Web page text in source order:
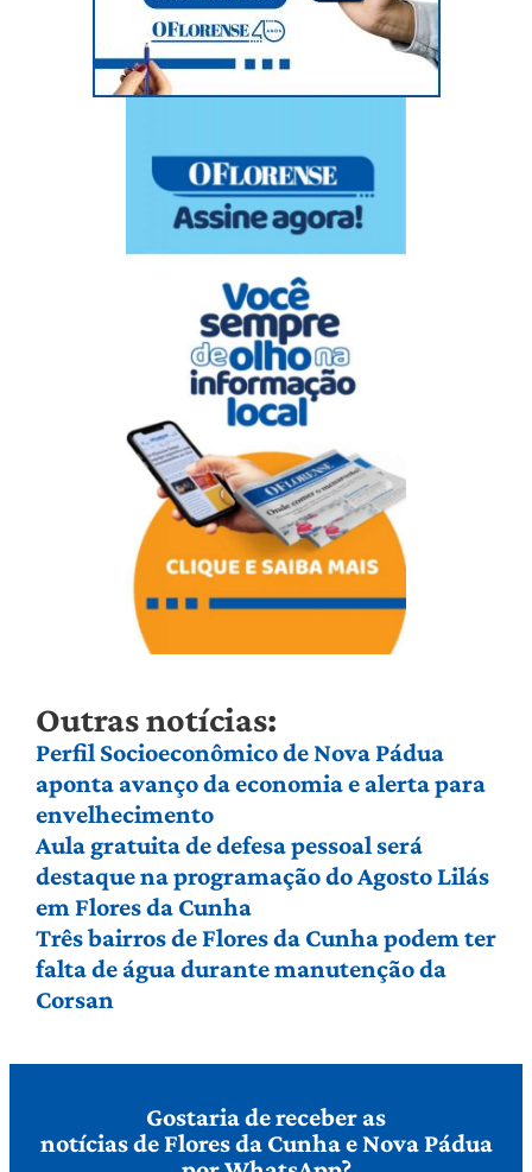
Outras notícias:
Perfil Socioeconômico de Nova Pádua
aponta avanço da economia e alerta para
envelhecimento
Aula gratuita de defesa pessoal será
destaque na programação do Agosto Lilás
em Flores da Cunha
Três bairros de Flores da Cunha podem ter
falta de água durante manutenção da
Corsan
Gostaria de receber as
notícias de Flores da Cunha e Nova Pádua